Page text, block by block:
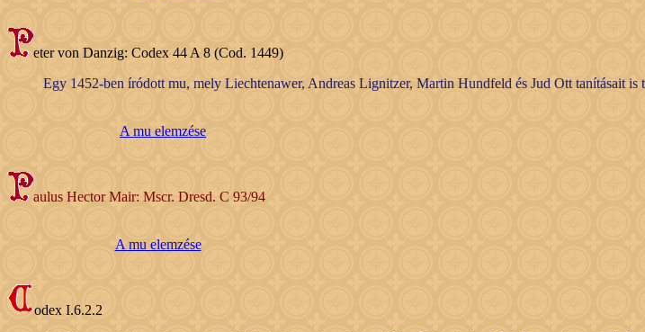
eter von Danzig: Codex 44 A 8 (Cod. 1449)
Egy 1452-ben íródott mu, mely Liechtenawer, Andreas Lignitzer, Martin Hundfeld és Jud Ott tanításait is
A mu elemzése
aulus Hector Mair: Mscr. Dresd. C 93/94
A mu elemzése
odex I.6.2.2